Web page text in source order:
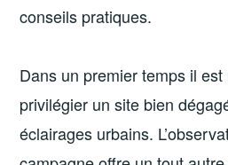
conseils pratiques.
Dans un premier temps il
privilégier un site bien
éclairages urbains.